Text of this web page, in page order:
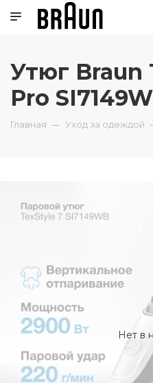
Утюг Braun
Pro
Главная Уход за одеждой
Нет в